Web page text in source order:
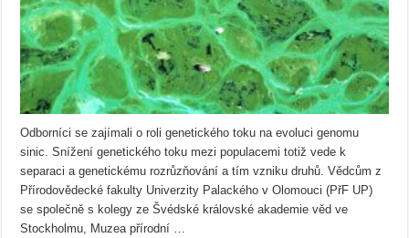
Odborníci se zajímali o roli genetického toku na evoluci genomu
sinic. Snížení genetického toku mezi populacemi totiž vede k
separaci a genetickému rozrůzňování a tím vzniku druhů. Vědcům z
Přírodovědecké fakulty Univerzity Palackého v Olomouci (PřF UP)
se společně s kolegy ze Švédské královské akademie věd ve
Stockholmu, Muzea přírodní …